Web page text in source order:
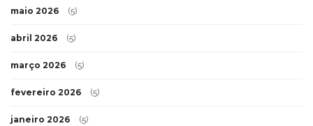
maio 2026 (5)
abril 2026 (5)
março 2026 (5)
fevereiro 2026 (5)
janeiro 2026 (5)